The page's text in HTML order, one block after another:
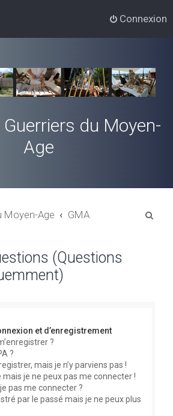
Connexion
du Moyen-
Age
Moyen-Age GMA
(Questions
et d’enregistrement
?
?
mais je n’y parviens pas !
je ne peux pas me connecter !
pas me connecter ?
par le passé mais je ne peux plus